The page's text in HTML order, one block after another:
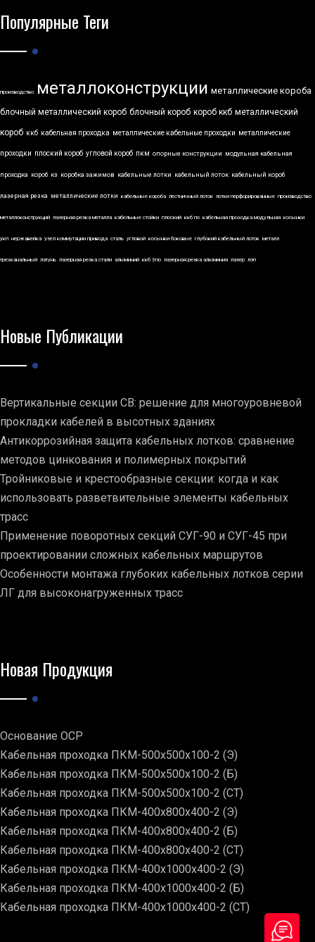
Популярные Теги
производство металлоконструкции металлические короба
блочный металлический короб блочный короб короб ккб металлический
короб ккб кабельная проходка металлические кабельные проходки металлические
проходки плоский короб угловой короб пкм опорные конструкции модульная кабельная
проходка короб кз коробка зажимов кабельные лотки кабельный лоток кабельный короб
лазерная резка металлические лотки кабельные короба лестничный лоток лотки перфорированные производство
металлоконструкций лазерная резка металла кабельные стойки плоский ккб по кабельная проходка модульная косынки
укп нержавейка узел коммутации привода сталь угловой косынки боковые глубокий кабельный лоток металл
трехканальный латунь лазерная резка стали алюминий ккб 3по лазерная резка алюминия лазер лэп
Новые Публикации
Вертикальные секции СВ: решение для многоуровневой
прокладки кабелей в высотных зданиях
Антикоррозийная защита кабельных лотков: сравнение
методов цинкования и полимерных покрытий
Тройниковые и крестообразные секции: когда и как
использовать разветвительные элементы кабельных
трасс
Применение поворотных секций СУГ-90 и СУГ-45 при
проектировании сложных кабельных маршрутов
Особенности монтажа глубоких кабельных лотков серии
ЛГ для высоконагруженных трасс
Новая Продукция
Основание ОСР
Кабельная проходка ПКМ-500х500х100-2 (Э)
Кабельная проходка ПКМ-500х500х100-2 (Б)
Кабельная проходка ПКМ-500х500х100-2 (СТ)
Кабельная проходка ПКМ-400х800х400-2 (Э)
Кабельная проходка ПКМ-400х800х400-2 (Б)
Кабельная проходка ПКМ-400х800х400-2 (СТ)
Кабельная проходка ПКМ-400х1000х400-2 (Э)
Кабельная проходка ПКМ-400х1000х400-2 (Б)
Кабельная проходка ПКМ-400х1000х400-2 (СТ)